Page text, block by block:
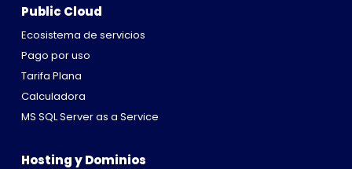
Public Cloud
Ecosistema de servicios
Pago por uso
Tarifa Plana
Calculadora
MS SQL Server as a Service
Hosting y Dominios